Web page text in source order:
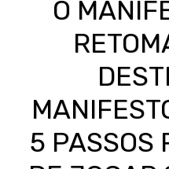
O
5 PASSOS